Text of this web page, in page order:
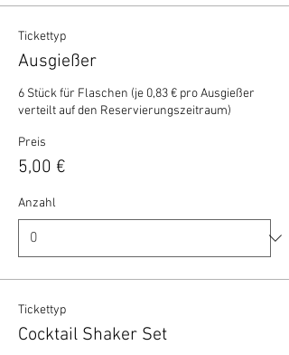
Tickettyp
Ausgießer
6 Stück für Flaschen (je 0,83 € pro Ausgießer
verteilt auf den Reservierungszeitraum)
Preis
5,00 €
Anzahl
Tickettyp
Cocktail Shaker Set